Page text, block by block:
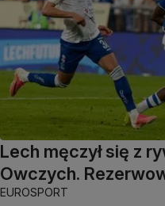
Lech męczył się z
Owczych.
EUROSPORT